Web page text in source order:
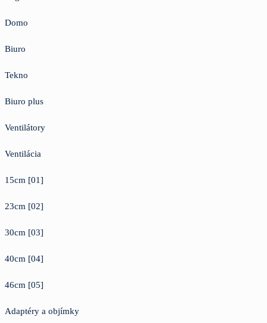
Domo
Biuro
Tekno
Biuro plus
Ventilátory
Ventilácia
15cm [01]
23cm [02]
30cm [03]
40cm [04]
46cm [05]
Adaptéry a objímky